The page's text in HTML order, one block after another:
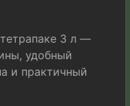
3 л —
удобный
и практичный